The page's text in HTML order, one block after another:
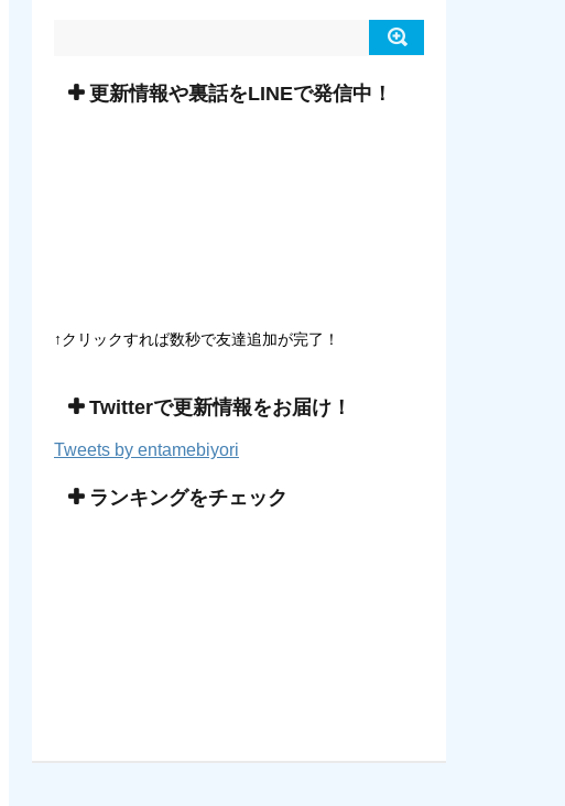
更新情報や裏話をLINEで発信中！
↑クリックすれば数秒で友達追加が完了！
Twitterで更新情報をお届け！
Tweets by entamebiyori
ランキングをチェック